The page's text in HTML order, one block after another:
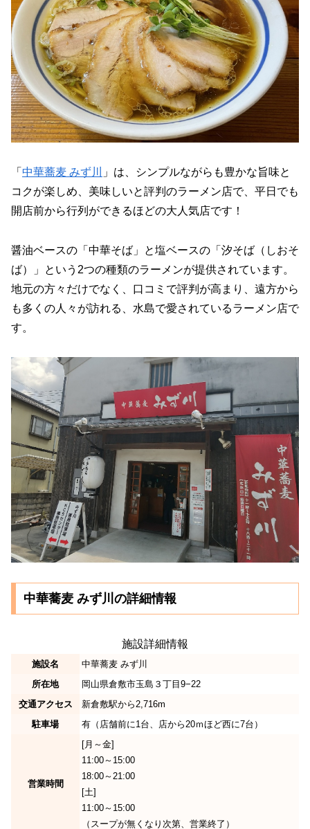
「 中華蕎麦 みず川
」は、シンプルながらも豊かな旨味と
コクが楽しめ、美味しいと評判のラーメン店で、平日でも
開店前から行列ができるほどの大人気店です！
醤油ベースの「中華そば」と塩ベースの「汐そば（しおそ
ば）」という2つの種類のラーメンが提供されています。
地元の方々だけでなく、口コミで評判が高まり、遠方から
も多くの人々が訪れる、水島で愛されているラーメン店で
す。
中華蕎麦 みず川の詳細情報
施設詳細情報
施設名
中華蕎麦 みず川
所在地
岡山県倉敷市玉島３丁目9−22
交通アクセス
新倉敷駅から2,716m
駐車場
有（店舗前に1台、店から20ｍほど西に7台）
営業時間
[月～金]
11:00～15:00
18:00～21:00
[土]
11:00～15:00
（スープが無くなり次第、営業終了）